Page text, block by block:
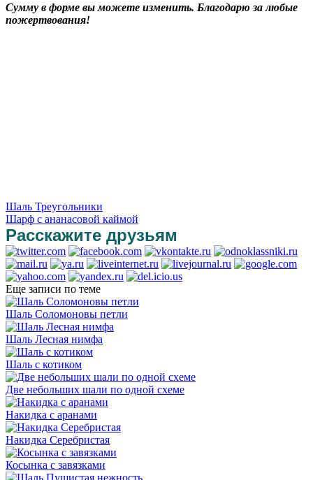
Сумму в форме вы можете изменить. Благодарю за любые
пожертвования!
Шаль Треугольники
Шарф с ананасовой каймой
Расскажите друзьям
Еще записи по теме
Шаль Соломоновы петли
Шаль Лесная нимфа
Шаль с котиком
Две небольших шали по одной схеме
Накидка с аранами
Накидка Серебристая
Косынка с завязками